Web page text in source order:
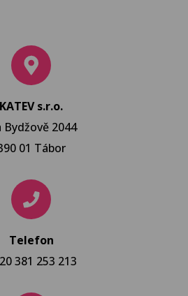
KATEV s.r.o.
Bydžově 2044
01 Tábor
Telefon
381 253 213